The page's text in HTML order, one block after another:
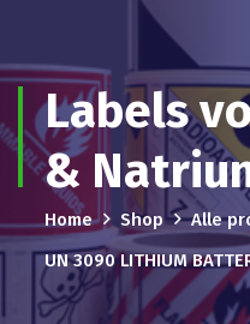
Labels
&
Home Shop
Alle
UN 3090 LITHIUM